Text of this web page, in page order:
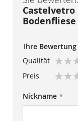
Castelvetro
Bodenfliese
Ihre Bewertung
Qualität
star
stars
stars
stars
stars
Preis
star
stars
stars
stars
stars
Nickname